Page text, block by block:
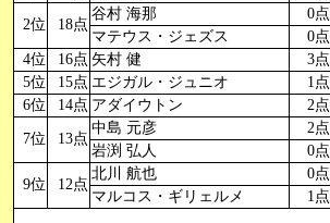
2位 18点
谷村 海那 0点
マテウス・ジェズス
0点
4位
16点 矢村 健 3点
5位
15点 エジガル・ジュニオ 1点
6位
14点 アダイウトン 2点
7位 13点
中島 元彦 2点
岩渕 弘人
0点
9位 12点
北川 航也 0点
マルコス・ギリェルメ
1点